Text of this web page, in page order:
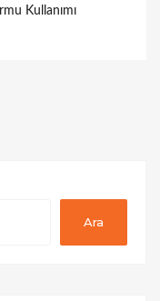
Kullanımı
Ara